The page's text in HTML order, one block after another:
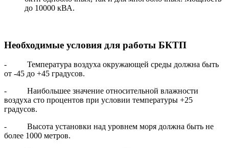
до 10000 кВА.
Необходимые условия для работы БКТП
- Температура воздуха окружающей среды должна быть
от -45 до +45 градусов.
- Наибольшее значение относительной влажности
воздуха сто процентов при условии температуры +25
градусов.
- Высота установки над уровнем моря должна быть не
более 1000 метров.